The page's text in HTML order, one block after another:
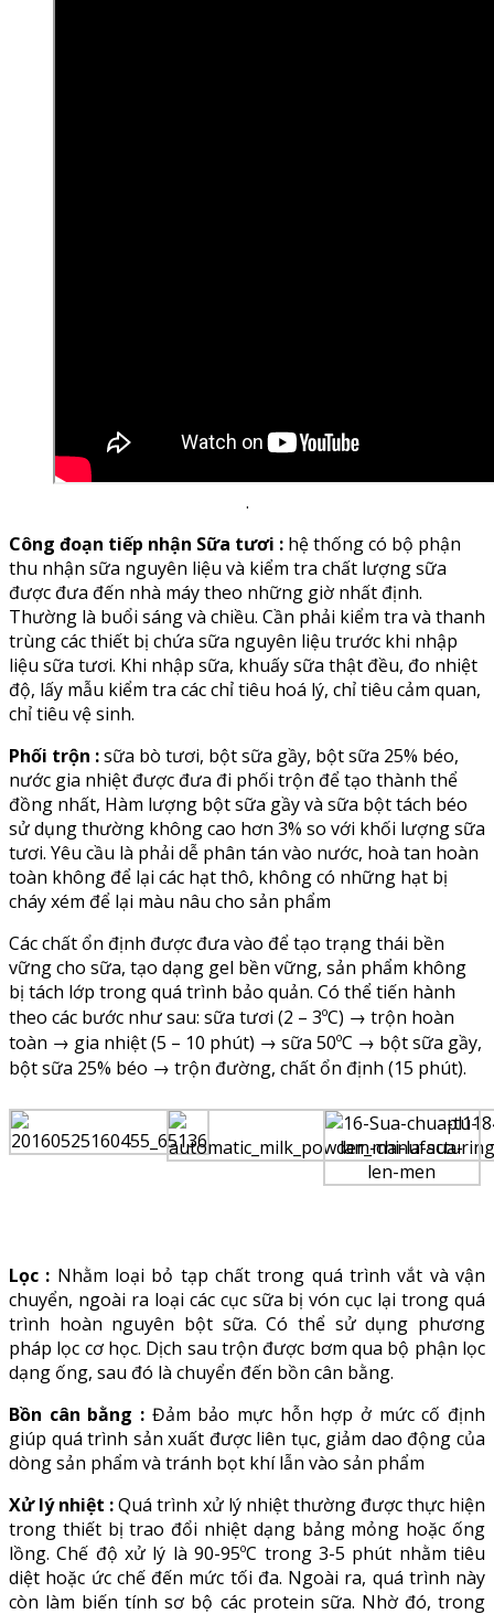
.
Công đoạn tiếp nhận Sữa tươi : hệ thống có bộ phận
thu nhận sữa nguyên liệu và kiểm tra chất lượng sữa
được đưa đến nhà máy theo những giờ nhất định.
Thường là buổi sáng và chiều. Cần phải kiểm tra và thanh
trùng các thiết bị chứa sữa nguyên liệu trước khi nhập
liệu sữa tươi. Khi nhập sữa, khuấy sữa thật đều, đo nhiệt
độ, lấy mẫu kiểm tra các chỉ tiêu hoá lý, chỉ tiêu cảm quan,
chỉ tiêu vệ sinh.
Phối trộn :sữa bò tươi, bột sữa gầy, bột sữa 25% béo,
nước gia nhiệt được đưa đi phối trộn để tạo thành thể
đồng nhất, Hàm lượng bột sữa gầy và sữa bột tách béo
sử dụng thường không cao hơn 3% so với khối lượng sữa
tươi. Yêu cầu là phải dễ phân tán vào nước, hoà tan hoàn
toàn không để lại các hạt thô, không có những hạt bị
cháy xém để lại màu nâu cho sản phẩm
Các chất ổn định được đưa vào để tạo trạng thái bền
vững cho sữa, tạo dạng gel bền vững, sản phẩm không
bị tách lớp trong quá trình bảo quản. Có thể tiến hành
theo các bước như sau: sữa tươi (2 – 3ºC) → trộn hoàn
toàn → gia nhiệt (5 – 10 phút) → sữa 50ºC → bột sữa gầy,
bột sữa 25% béo → trộn đường, chất ổn định (15 phút).
Lọc : Nhằm loại bỏ tạp chất trong quá trình vắt và vận
chuyển, ngoài ra loại các cục sữa bị vón cục lại trong quá
trình hoàn nguyên bột sữa. Có thể sử dụng phương
pháp lọc cơ học. Dịch sau trộn được bơm qua bộ phận lọc
dạng ống, sau đó là chuyển đến bồn cân bằng.
Bồn cân bằng : Đảm bảo mực hỗn hợp ở mức cố định
giúp quá trình sản xuất được liên tục, giảm dao động của
dòng sản phẩm và tránh bọt khí lẫn vào sản phẩm
Xử lý nhiệt :Quá trình xử lý nhiệt thường được thực hiện
trong thiết bị trao đổi nhiệt dạng bảng mỏng hoặc ống
lồng. Chế độ xử lý là 90-95ºC trong 3-5 phút nhằm tiêu
diệt hoặc ức chế đến mức tối đa. Ngoài ra, quá trình này
còn làm biến tính sơ bộ các protein sữa. Nhờ đó, trong